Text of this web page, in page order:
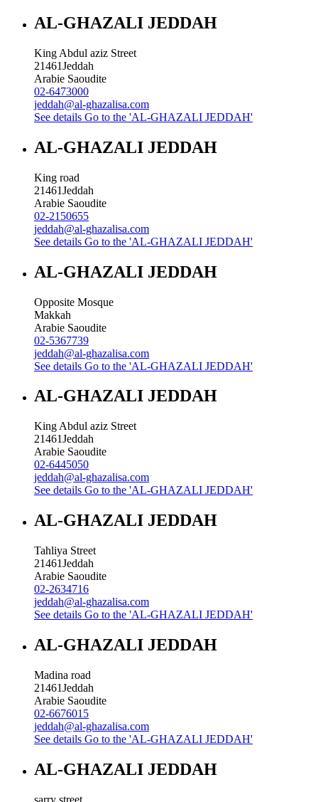
AL-GHAZALI JEDDAH
King Abdul aziz Street
21461Jeddah
Arabie Saoudite
02-6473000
jeddah@al-ghazalisa.com
See details Go to the 'AL-GHAZALI JEDDAH'
AL-GHAZALI JEDDAH
King road
21461Jeddah
Arabie Saoudite
02-2150655
jeddah@al-ghazalisa.com
See details Go to the 'AL-GHAZALI JEDDAH'
AL-GHAZALI JEDDAH
Opposite Mosque
Makkah
Arabie Saoudite
02-5367739
jeddah@al-ghazalisa.com
See details Go to the 'AL-GHAZALI JEDDAH'
AL-GHAZALI JEDDAH
King Abdul aziz Street
21461Jeddah
Arabie Saoudite
02-6445050
jeddah@al-ghazalisa.com
See details Go to the 'AL-GHAZALI JEDDAH'
AL-GHAZALI JEDDAH
Tahliya Street
21461Jeddah
Arabie Saoudite
02-2634716
jeddah@al-ghazalisa.com
See details Go to the 'AL-GHAZALI JEDDAH'
AL-GHAZALI JEDDAH
Madina road
21461Jeddah
Arabie Saoudite
02-6676015
jeddah@al-ghazalisa.com
See details Go to the 'AL-GHAZALI JEDDAH'
AL-GHAZALI JEDDAH
sarry street